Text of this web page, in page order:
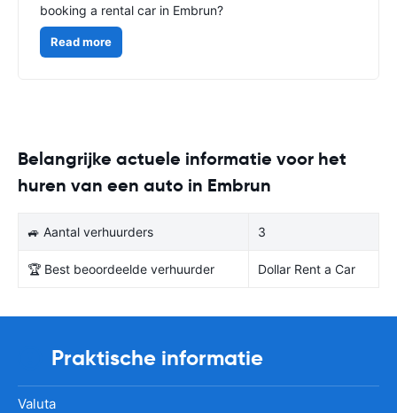
booking a rental car in Embrun?
Read more
Belangrijke actuele informatie voor het
huren van een auto in Embrun
🚙 Aantal verhuurders 3
🏆 Best beoordeelde verhuurder Dollar Rent a Car
Praktische informatie
Valuta